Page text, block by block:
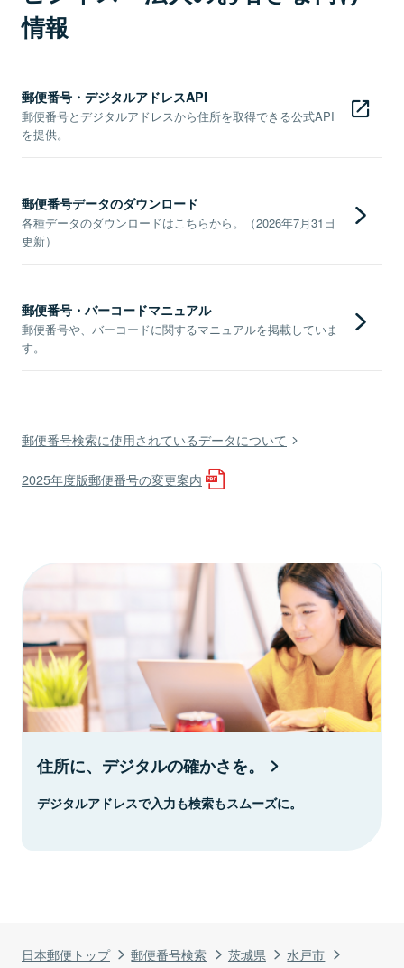
日本郵便トップ 郵便番号検索 茨城県
水戸市
情報
郵便番号・デジタルアドレスAPI
郵便番号とデジタルアドレスから住所を取得できる公式API
を提供。
郵便番号データのダウンロード
各種データのダウンロードはこちらから。（2026年7月31日
更新）
郵便番号・バーコードマニュアル
郵便番号や、バーコードに関するマニュアルを掲載していま
す。
郵便番号検索に使用されているデータについて
2025年度版郵便番号の変更案内
住所に、デジタルの確かさを。
デジタルアドレスで入力も検索もスムーズに。